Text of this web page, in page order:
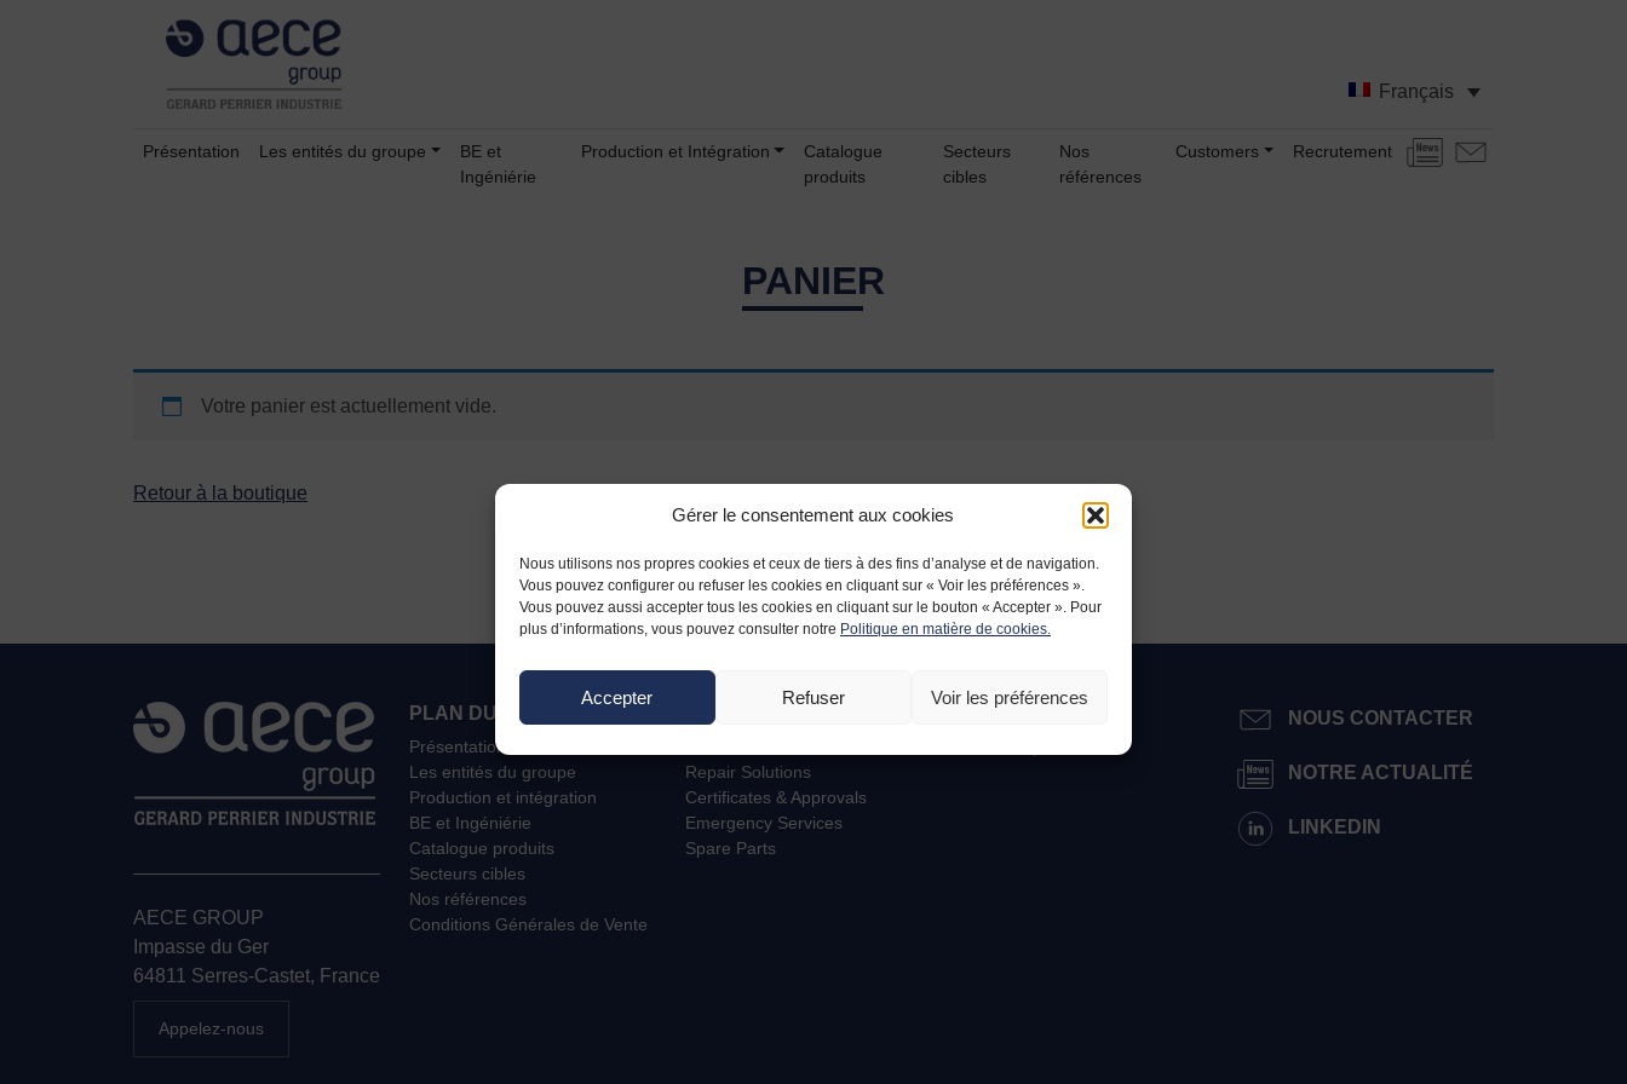
Gérer le consentement aux cookies
Nous utilisons nos propres cookies et ceux de tiers à des fins d’analyse et de navigation.
Vous pouvez configurer ou refuser les cookies en cliquant sur « Voir les préférences ».
Vous pouvez aussi accepter tous les cookies en cliquant sur le bouton « Accepter ». Pour
plus d’informations, vous pouvez consulter notre Politique en matière de cookies.
Accepter Refuser Voir les préférences
Français
Présentation Les entités du groupe
BE et
Ingéniérie
Production et Intégration
Catalogue
produits
Secteurs
cibles
Nos
références
Customers Recrutement Actualités
PANIER
Votre panier est actuellement vide.
Retour à la boutique
AECE GROUP
Impasse du Ger
64811 Serres-Castet, France
Appelez-nous
PLAN DU SITE
Présentation
Les entités du groupe
Production et intégration
BE et Ingéniérie
Catalogue produits
Secteurs cibles
Nos références
Conditions Générales de Vente
CUSTOMERS
Repair Solutions
Certificates & Approvals
Emergency Services
Spare Parts
ESPACE PRIVÉ NOUS CONTACTER
NOTRE ACTUALITÉ
LINKEDIN